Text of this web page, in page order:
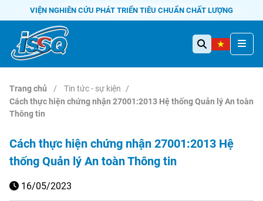
VIỆN NGHIÊN CỨU PHÁT TRIỂN TIÊU CHUẨN CHẤT LƯỢNG
Trang chủ
Tin tức - sự kiện
Cách thực hiện chứng nhận 27001:2013 Hệ thống Quản lý An toàn
Thông tin
Cách thực hiện chứng nhận 27001:2013 Hệ
thống Quản lý An toàn Thông tin
16/05/2023